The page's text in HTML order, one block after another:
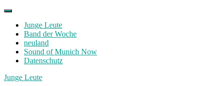
Skip
contentJunge Leute
Band der Woche
neuland
Sound of Munich Now
Datenschutz
Facebook
Twitter
Instagram
Junge Leute